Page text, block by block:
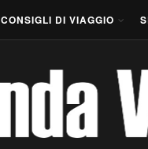
CONSIGLI DI VIAGGIO